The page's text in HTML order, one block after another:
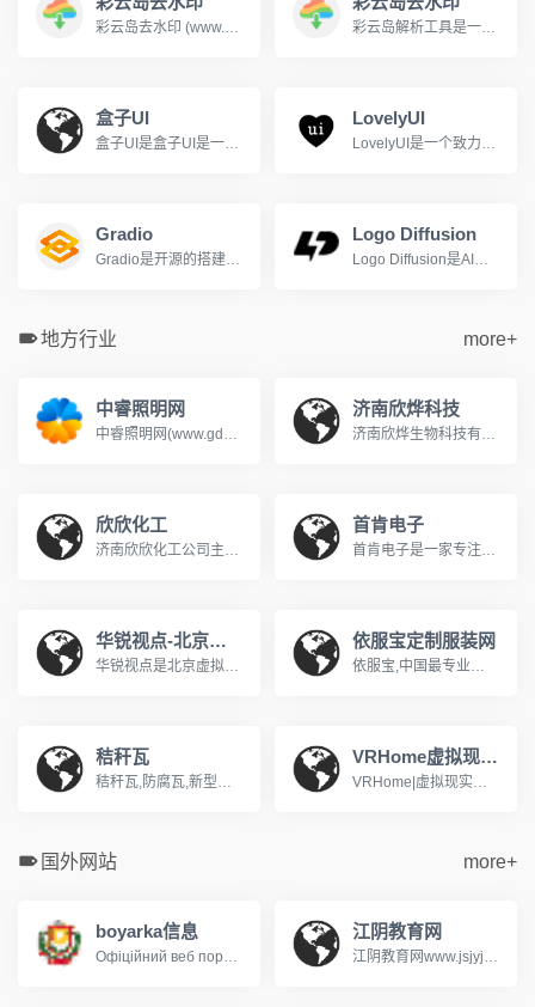
彩云岛去水印 (www.caiyundao123.com) 是一个免费的视频解析网站，支持下载解析抖音，快手，b站(哔哩哔哩)，油管(YouTube)等上百个平台的视频，并自动去除视频水印。 彩云岛解析工具是一款功能强大的视频解析工具，支持全网主流视频网站的无水印视频下载，哔哩哔哩、抖音、快手、小红书、YouTube等平台。用户只需复制视频链接并粘贴到彩云岛解析工具的输入框中，即可一键解析并下载高清无水印的视频资源。
盒子UI
盒子UI是盒子UI是一个专注于用户体验设计的平台.
LovelyUI
LovelyUI是一个致力于智能手机界面设计作品展示的博客网站
Gradio
Gradio是开源的搭建机器学习模型UI界面的Python库
Logo Diffusion
Logo Diffusion是AI驱动的Logo和标志生成工具
地方行业 more+
中睿照明网
中睿照明网(www.gdzrlj.com)提供全方位的照明产业资讯、照明品牌、照明方案、照明技术等信息, 助您实时了解最新照明行业的动态,把握市场信息。
济南欣烨科技
济南欣烨生物科技有限公司是一家集科研，销售N-甲基吡咯烷酮,六水三氯化铁,对苯醌,对苯二酚,2-氟-3-硝基苯甲酸,三苯基膦,氧化苯乙烯,苯乙酮,间苯二甲醚,2-氰基吡嗪,二甲基硫醚,异戊烯醛,异戊烯醇,环戊酮,丙二腈,偶氮二异丁腈,叔丁醇医药中间体,酚醛树脂，氧化苯乙烯,苯乙酮,间苯二甲醚,2-氰基吡嗪,二甲基硫醚,异戊烯醛,异戊烯醇,环戊酮,丙二腈,偶氮二异丁腈,叔丁醇医药中间体,酚醛树脂.
欣欣化工
济南欣欣化工公司主导产品有：生物制药系列，医药中间体，化学溶剂系列，阻燃剂系列，化学试剂系列，颜料燃料系列，橡胶塑料系列，酚醛树脂等系列产品。济南欣烨化工有限公司是一家集科研，销售防黄剂，丁酰肼原药，防黄剂HN-130，防黄剂HN-150，防黄剂,丁酰肼原药,异戊烯醇321,对苯二酚,异戊醇,异戊烯醛,异丙叉丙酮，异丙醚，异己二醇，二甲硫基甲苯二胺，二乙基甲苯二胺.
首肯电子
首肯电子是一家专注品牌风机一站式采购的供应商，销售近万种风机商品，近4000平方仓储，提供快速响应专业而可靠的风机供应链解决方案系德国ebmpapst依必安派特代理&nbsp;经销囊括SUNON建准 ,ADDA协禧,SANYO山洋, NMB美蓓亚, BI-SONIC百瑞,SOKFAN......经营范围：包括直流风机，交流风机，EC风机，轴流风机, 离心风机，横流风机，鼓风机，空调风机，AHU风机等工业风机风扇产品应用于：通风、空调设备、制冷、制热，供暖、电气自动化、变频器、机箱机柜 、电子设备
华锐视点-北京虚拟现实内容提供商
华锐视点是北京虚拟现实内容提供商！主营业务是为政府单位和民营企业提供专业的虚拟现实解决方案，包括：智慧城市综合解决方案、商业地产虚拟仿真系统、展览展示、城市规划、数字沙盘、城市应用、三维动画、工业流程模拟、Ipad售楼系统、景区三维展示、工业控制、网络三维展馆、三维培训课件、水利电力GIS系统等 。www.vrnew.com
依服宝定制服装网
依服宝,中国最专业的服装定制网站,公司专注于企业团体服装定制、服装定做,服装定制厂家依服宝,能够提供服装定做一站式服务,依服宝服装定制咨询热线400-180-6688!www.efubao.com
秸秆瓦
秸秆瓦,防腐瓦,新型屋面瓦生产厂家,电话:13965951661,传树建材,10年新型屋面瓦研发,生产经验,秸秆瓦,防腐瓦是传统屋面瓦升级换代的新型屋面瓦.公司热线：400-887-1528
VRHome虚拟现实家装网
VRHome|虚拟现实家装,是一款国内超真实的虚拟现实家装平台,为用户免费提供超真实360度沉浸式虚拟家装方案体验。vrjiazhuang.com
国外网站 more+
boyarka信息
Офіційний веб портал Боярської міської ради
江阴教育网
江阴教育网www.jsjyjy.net江阴市招生考试信息查询系统http://221.228.70.49:8050/user/index.jsp